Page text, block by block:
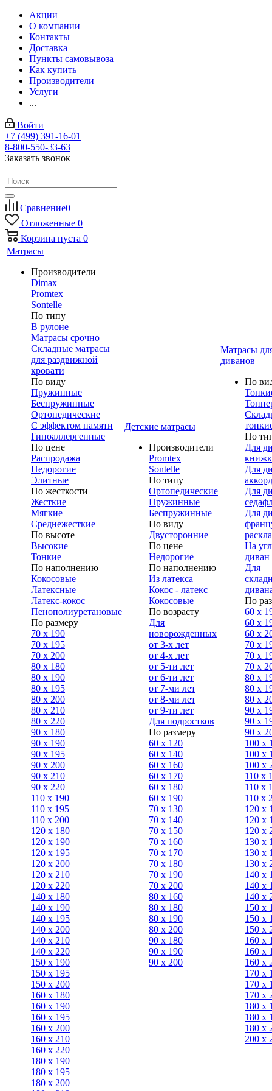
Акции
О компании
Контакты
Доставка
Пункты самовывоза
Как купить
Производители
Услуги
...
Войти
+7 (499) 391-16-01
8-800-550-33-63
Заказать звонок
Сравнение0
Отложенные 0
Корзина пуста 0
Матрасы
Производители
Dimax
Promtex
Sontelle
По типу
В рулоне
Матрасы срочно
Складные матрасы
для раздвижной
кровати
По виду
Пружинные
Беспружинные
Ортопедические
С эффектом памяти
Гипоаллергенные
По цене
Распродажа
Недорогие
Элитные
По жесткости
Жесткие
Мягкие
Среднежесткие
По высоте
Высокие
Тонкие
По наполнению
Кокосовые
Латексные
Латекс-кокос
Пенополиуретановые
По размеру
70 х 190
70 х 195
70 х 200
80 х 180
80 х 190
80 х 195
80 х 200
80 x 210
80 x 220
90 x 180
90 х 190
90 х 195
90 х 200
90 x 210
90 x 220
110 x 190
110 x 195
110 x 200
120 x 180
120 х 190
120 х 195
120 х 200
120 x 210
120 x 220
140 x 180
140 х 190
140 х 195
140 х 200
140 x 210
140 x 220
150 х 190
150 х 195
150 х 200
160 x 180
160 х 190
160 х 195
160 х 200
160 x 210
160 x 220
180 х 190
180 х 195
180 х 200
Детские матрасы
Производители
Promtex
Sontelle
По типу
Ортопедические
Пружинные
Беспружинные
По виду
Двусторонние
По цене
Недорогие
По наполнению
Из латекса
Кокос - латекс
Кокосовые
По возрасту
Для
новорожденных
от 3-х лет
от 4-х лет
от 5-ти лет
от 6-ти лет
от 7-ми лет
от 8-ми лет
от 9-ти лет
Для подростков
По размеру
60 х 120
60 х 140
60 х 160
60 х 170
60 х 180
60 х 190
70 х 130
70 х 140
70 х 150
70 х 160
70 х 170
70 х 180
70 х 190
70 х 200
80 х 160
80 х 180
80 x 190
80 x 200
90 х 180
90 x 190
90 x 200
Матрасы
диванов
По
По
Для
Для
Для
Для
На
диван
Для
По
60 х
60 х
60 х
70 x
70 х
70 x
80 x
80 x
80 x
90 x
90 x
90 x
100 x
100 х
100 x
110 x
110 х
110 х
120 х
120 х
120 х
130 х
130 х
130 х
140 х
140 х
140 х
150 х
150 х
150 х
160 х
160 х
160 х
170 х
170 х
170 х
180 х
180 х
180 х
200 x